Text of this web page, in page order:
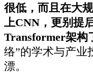
很低，而且在大
上CNN，更别提
Transformer架构
络”的学术与产业
漂。